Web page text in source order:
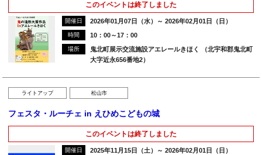
このイベントは終了しました
開催日 2026年01月07日（水）～ 2026年02月01日（日）
時間 10：00～17：00
場所
鬼北町展示交流施設アエレールきほく （北宇和郡鬼北町
大字近永656番地2）
ライトアップ 松山市
フェスタ・ルーチェ in えひめこどもの城
このイベントは終了しました
開催日 2025年11月15日（土）～ 2026年02月01日（日）